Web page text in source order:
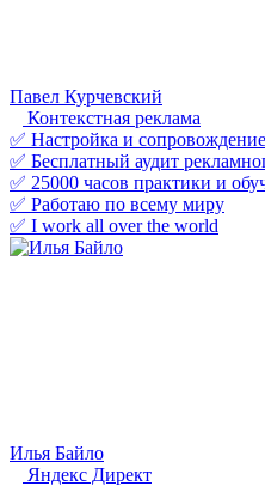
Павел Курчевский
Контекстная реклама
✅ Настройка и
✅ Бесплатный аудит
✅ 25000 часов практики и
✅ Работаю по всему миру
✅ I work all over the world
Илья Байло
Яндекс Директ